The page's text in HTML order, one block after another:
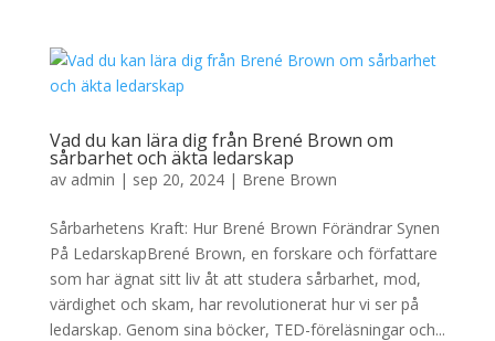
Vad du kan lära dig från Brené Brown om
sårbarhet och äkta ledarskap
av admin | sep 20, 2024| Brene Brown
Sårbarhetens Kraft: Hur Brené Brown Förändrar Synen
På LedarskapBrené Brown, en forskare och författare
som har ägnat sitt liv åt att studera sårbarhet, mod,
värdighet och skam, har revolutionerat hur vi ser på
ledarskap. Genom sina böcker, TED-föreläsningar och...